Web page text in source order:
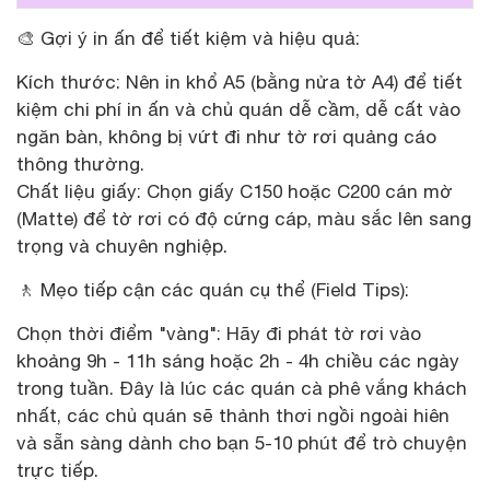
🎨 Gợi ý in ấn để tiết kiệm và hiệu quả:
Kích thước: Nên in khổ A5 (bằng nửa tờ A4) để tiết
kiệm chi phí in ấn và chủ quán dễ cầm, dễ cất vào
ngăn bàn, không bị vứt đi như tờ rơi quảng cáo
thông thường.
Chất liệu giấy: Chọn giấy C150 hoặc C200 cán mờ
(Matte) để tờ rơi có độ cứng cáp, màu sắc lên sang
trọng và chuyên nghiệp.
🚶 Mẹo tiếp cận các quán cụ thể (Field Tips):
Chọn thời điểm "vàng": Hãy đi phát tờ rơi vào
khoảng 9h - 11h sáng hoặc 2h - 4h chiều các ngày
trong tuần. Đây là lúc các quán cà phê vắng khách
nhất, các chủ quán sẽ thảnh thơi ngồi ngoài hiên
và sẵn sàng dành cho bạn 5-10 phút để trò chuyện
trực tiếp.